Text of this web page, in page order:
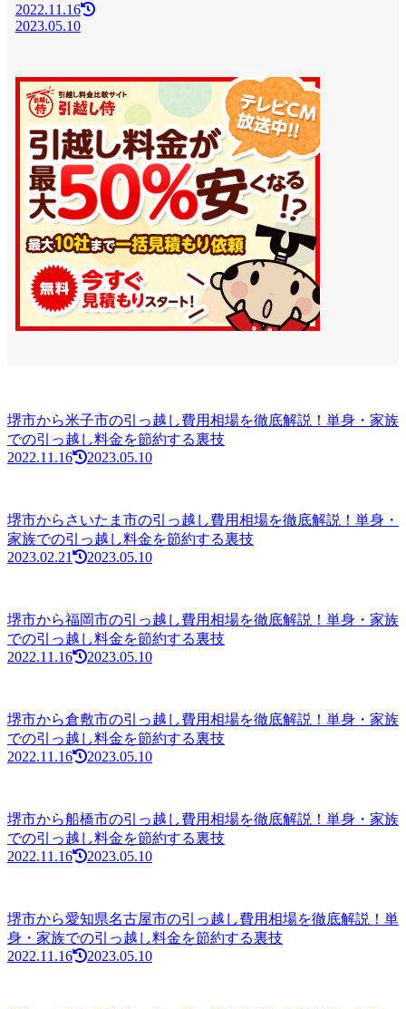
2022.11.16
2023.05.10
堺市から米子市の引っ越し費用相場を徹底解説！単身・家族
での引っ越し料金を節約する裏技
2022.11.16
2023.05.10
堺市からさいたま市の引っ越し費用相場を徹底解説！単身・
家族での引っ越し料金を節約する裏技
2023.02.21
2023.05.10
堺市から福岡市の引っ越し費用相場を徹底解説！単身・家族
での引っ越し料金を節約する裏技
2022.11.16
2023.05.10
堺市から倉敷市の引っ越し費用相場を徹底解説！単身・家族
での引っ越し料金を節約する裏技
2022.11.16
2023.05.10
堺市から船橋市の引っ越し費用相場を徹底解説！単身・家族
での引っ越し料金を節約する裏技
2022.11.16
2023.05.10
堺市から愛知県名古屋市の引っ越し費用相場を徹底解説！単
身・家族での引っ越し料金を節約する裏技
2022.11.16
2023.05.10